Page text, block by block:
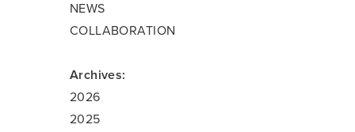
NEWS
COLLABORATION
Archives:
2026
2025